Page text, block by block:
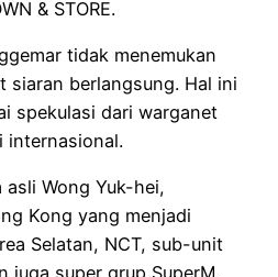
& STORE.
tidak menemukan
siaran berlangsung. Hal ini
spekulasi dari warganet
internasional.
asli Wong Yuk-hei,
Kong yang menjadi
Selatan, NCT, sub-unit